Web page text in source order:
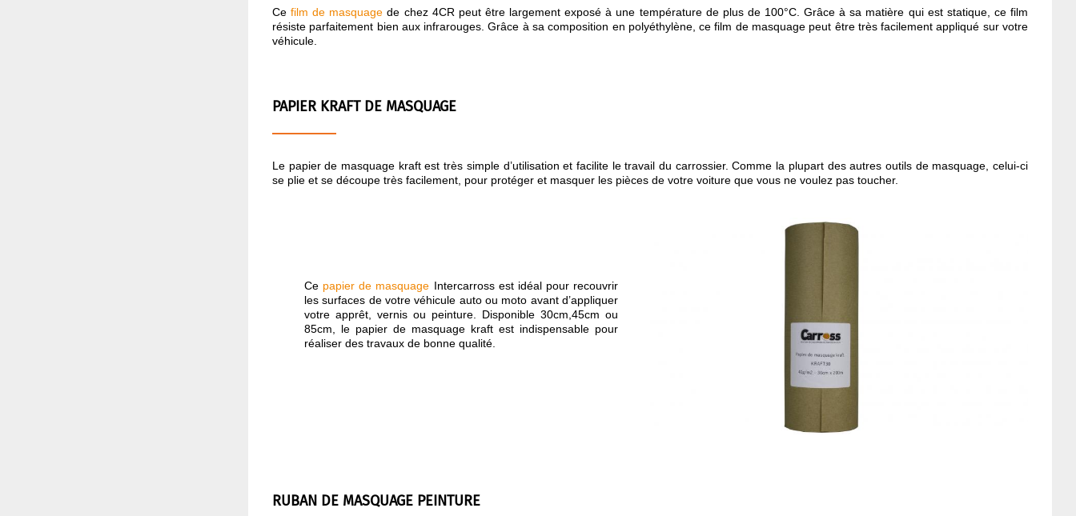
Ce film de masquage de chez 4CR peut être largement exposé à une température de plus de 100°C. Grâce à sa matière qui est statique, ce film
résiste parfaitement bien aux infrarouges. Grâce à sa composition en polyéthylène, ce film de masquage peut être très facilement appliqué sur votre
véhicule.
PAPIER KRAFT DE MASQUAGE
Le papier de masquage kraft est très simple d’utilisation et facilite le travail du carrossier. Comme la plupart des autres outils de masquage, celui-ci
se plie et se découpe très facilement, pour protéger et masquer les pièces de votre voiture que vous ne voulez pas toucher.
Ce papier de masquage Intercarross est idéal pour recouvrir
les surfaces de votre véhicule auto ou moto avant d’appliquer
votre apprêt, vernis ou peinture. Disponible 30cm,45cm ou
85cm, le papier de masquage kraft est indispensable pour
réaliser des travaux de bonne qualité.
RUBAN DE MASQUAGE PEINTURE